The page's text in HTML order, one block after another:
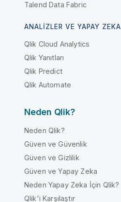
Talend Data Fabric
ANALIZLER VE YAPAY ZEKA
Qlik Cloud Analytics
Qlik Yanıtları
Qlik Predict
Qlik Automate
Neden Qlik?
Neden Qlik?
Güven ve Güvenlik
Güven ve Gizlilik
Güven ve Yapay Zeka
Neden Yapay Zeka İçin Qlik?
Qlik'i Karşılaştır